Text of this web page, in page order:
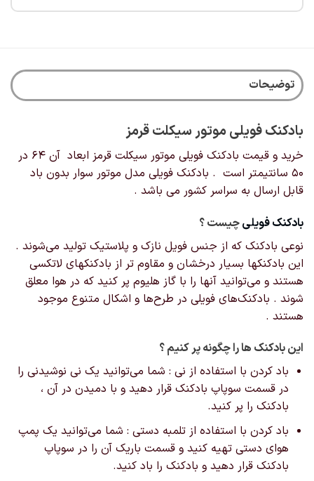
توضیحات
بادکنک فویلی موتور سیکلت قرمز
خرید و قیمت بادکنک فویلی موتور سیکلت قرمز ابعاد آن 64 در
50 سانتیمتر است . بادکنک فویلی مدل موتور سوار بدون باد
قابل ارسال به سراسر کشور می باشد .
بادکنک‌ فویلیچیست ؟
نوعی بادکنک که از جنس فویل نازک و پلاستیک تولید می‌شوند .
این بادکنکها بسیار درخشان و مقاوم تر از بادکنکهای لاتکسی
هستند و می‌توانید آنها را با گاز هلیوم پر کنید که در هوا معلق
شوند . بادکنک‌های فویلی در طرح‌ها و اشکال‌ متنوع موجود
هستند .
این بادکنک ها را چگونه پر کنیم ؟
باد کردن با استفاده از نی : شما می‌توانید یک نی نوشیدنی را
در قسمت سوپاپ بادکنک قرار دهید و با دمیدن در آن ،
بادکنک را پر کنید.
باد کردن با استفاده از تلمبه دستی : شما می‌توانید یک پمپ
هوای دستی تهیه کنید و قسمت باریک آن را در سوپاپ
بادکنک قرار دهید و بادکنک را باد کنید.